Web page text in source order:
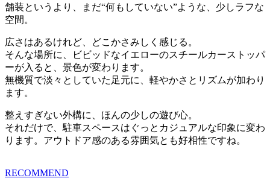
舗装というより、まだ“何もしていない”ような、少しラフな
空間。
広さはあるけれど、どこかさみしく感じる。
そんな場所に、ビビッドなイエローのスチールカーストッパ
ーが入ると、景色が変わります。
無機質で淡々としていた足元に、軽やかさとリズムが加わり
ます。
整えすぎない外構に、ほんの少しの遊び心。
それだけで、駐車スペースはぐっとカジュアルな印象に変わ
ります。アウトドア感のある雰囲気とも好相性ですね。
RECOMMEND